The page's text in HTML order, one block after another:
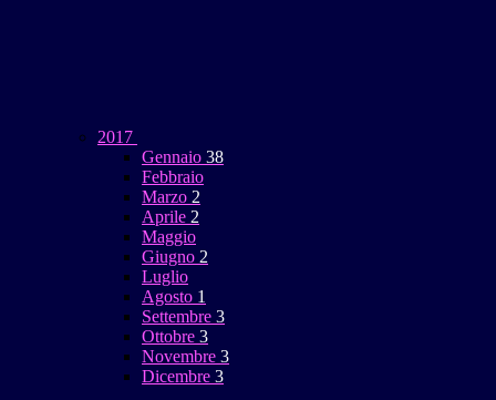
2017
Gennaio 38
Febbraio
Marzo 2
Aprile 2
Maggio
Giugno 2
Luglio
Agosto 1
Settembre 3
Ottobre 3
Novembre 3
Dicembre 3